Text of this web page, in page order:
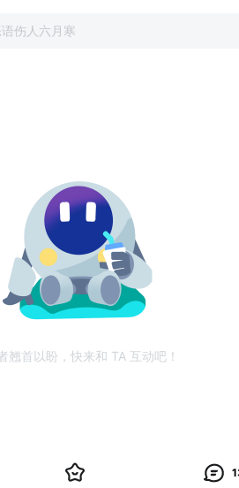
伤人六月寒
翘首以盼，快来和 TA 互动吧！